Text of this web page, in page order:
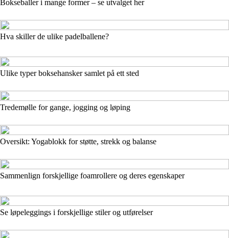
Bokseballer i mange former – se utvalget her
Hva skiller de ulike padelballene?
Ulike typer boksehansker samlet på ett sted
Tredemølle for gange, jogging og løping
Oversikt: Yogablokk for støtte, strekk og balanse
Sammenlign forskjellige foamrollere og deres egenskaper
Se løpeleggings i forskjellige stiler og utførelser